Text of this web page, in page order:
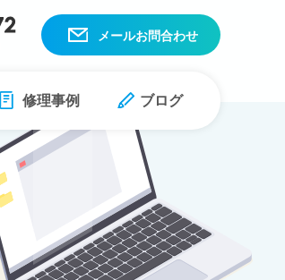
メールお問合わせ
修理事例 ブログ